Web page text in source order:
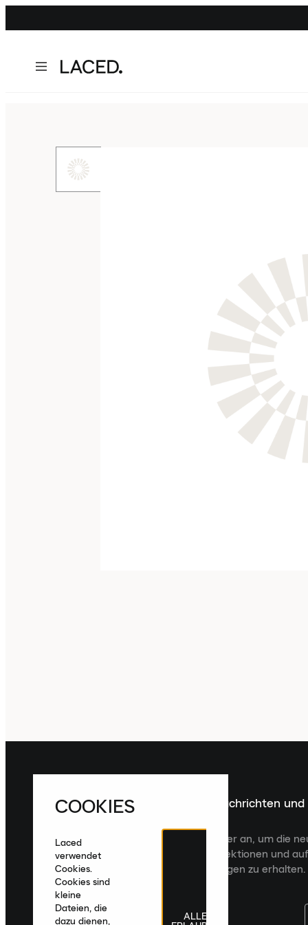
Melde dich für die neuesten Nachrichten und
Veröffentlichungen an
Melde dich für den Laced Newsletter an, um die
Veröffentlichungen, kuratierte Kollektionen und
zugeschnittene Produktempfehlungen zu erhalten.
COOKIES
Laced
verwendet
Cookies.
Cookies sind
kleine
Dateien, die
dazu dienen,
ALLE